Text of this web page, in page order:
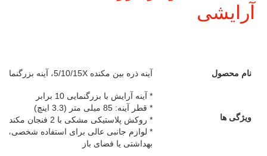
آرایشی
نام محصول آینه ذره بین مکنده 5/10/15X، آینه بزرگنمایی با فنجان مکنده، ابزار آرایش
ویژگی ها
* آینه آرایش با بزرگنمایی 10 برابر
* قطر آینه: 85 میلی متر (3.3 اینچ)
* روکش پلاستیکی مشکی با 2 فنجان مکنده سیلیکونی شفاف
* لوازم جانبی عالی برای استفاده شخصی،
بهداشتی یا فضای باز